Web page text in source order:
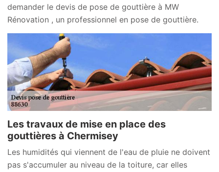
demander le devis de pose de gouttière à MW
Rénovation , un professionnel en pose de gouttière.
Les travaux de mise en place des
gouttières à Chermisey
Les humidités qui viennent de l'eau de pluie ne doivent
pas s'accumuler au niveau de la toiture, car elles